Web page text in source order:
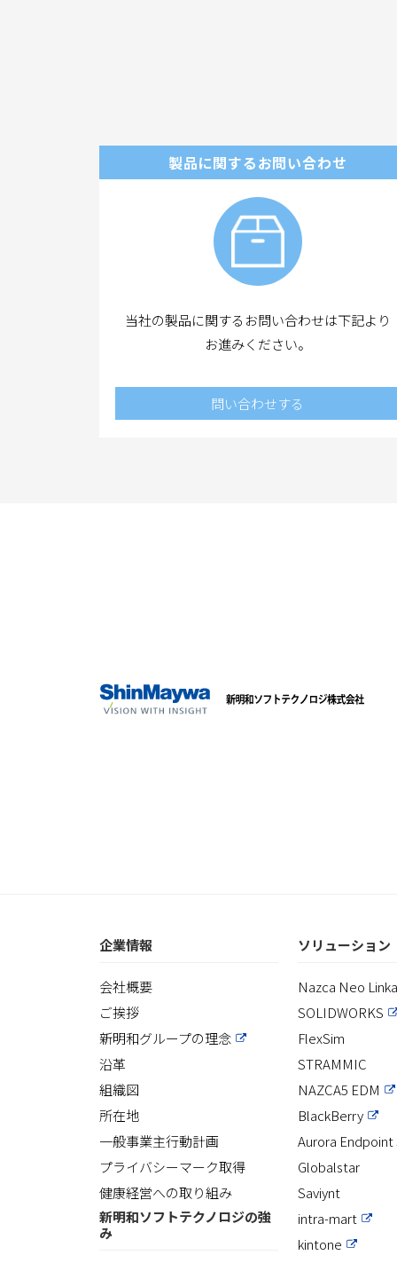
製品に関するお問い合わせ
当社の製品に関するお問い合わせは下記より
お進みください。
問い合わせする
企業情報
会社概要
ご挨拶
新明和グループの理念
沿革
組織図
所在地
一般事業主行動計画
プライバシーマーク取得
健康経営への取り組み
新明和ソフトテクノロジの強
み
ソリューション
Nazca Neo Linka
SOLIDWORKS
FlexSim
STRAMMIC
NAZCA5 EDM
BlackBerry
Aurora
Globalstar
Saviynt
intra-mart
kintone